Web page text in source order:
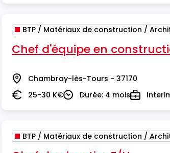
BTP / Matériaux de construction /
Chef d'équipe en
Lieu Chambray-lès-Tours - 37170
Salaire25-30 K€DuréeDurée: 4 moisType
BTP / Matériaux de construction /